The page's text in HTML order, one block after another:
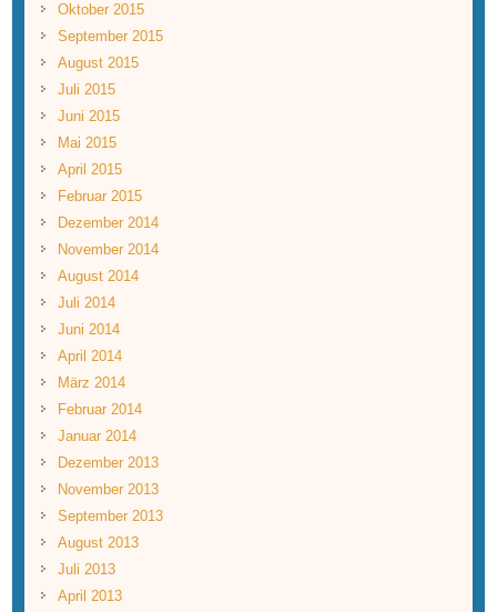
Oktober 2015
September 2015
August 2015
Juli 2015
Juni 2015
Mai 2015
April 2015
Februar 2015
Dezember 2014
November 2014
August 2014
Juli 2014
Juni 2014
April 2014
März 2014
Februar 2014
Januar 2014
Dezember 2013
November 2013
September 2013
August 2013
Juli 2013
April 2013